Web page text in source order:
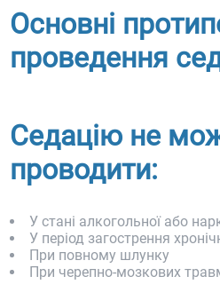
Основні
проведення
Седацію не
проводити:
У стані алкогольної або
У період загострення
При повному шлунку
При черепно-мозкових